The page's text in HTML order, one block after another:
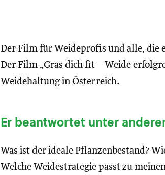
Der Film für Weideprofis und alle, die
Der Film „Gras dich fit – Weide
Weidehaltung in Österreich.
Er beantwortet unter
Was ist der ideale Pflanzenbestand?
Welche Weidestrategie passt zu